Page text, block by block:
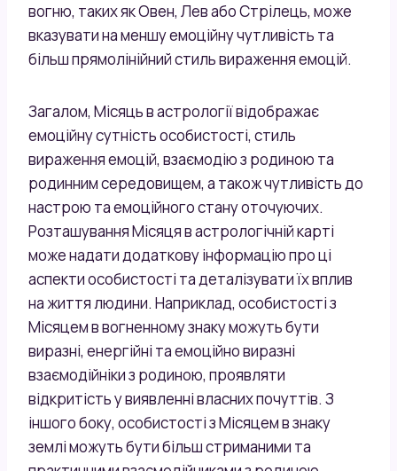
вогню, таких як Овен, Лев або Стрілець, може
вказувати на меншу емоційну чутливість та
більш прямолінійний стиль вираження емоцій.
Загалом, Місяць в астрології відображає
емоційну сутність особистості, стиль
вираження емоцій, взаємодію з родиною та
родинним середовищем, а також чутливість до
настрою та емоційного стану оточуючих.
Розташування Місяця в астрологічній карті
може надати додаткову інформацію про ці
аспекти особистості та деталізувати їх вплив
на життя людини. Наприклад, особистості з
Місяцем в вогненному знаку можуть бути
виразні, енергійні та емоційно виразні
взаємодійніки з родиною, проявляти
відкритість у виявленні власних почуттів. З
іншого боку, особистості з Місяцем в знаку
землі можуть бути більш стриманими та